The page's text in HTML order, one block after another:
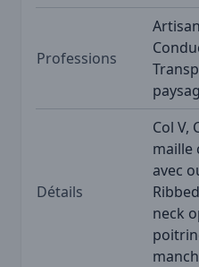
Professions
Détails
Col V,
maille
avec
neck